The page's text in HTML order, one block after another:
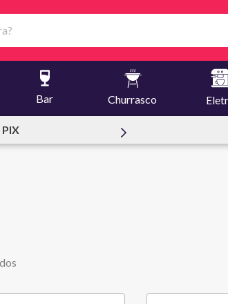
Bar Churrasco
m2